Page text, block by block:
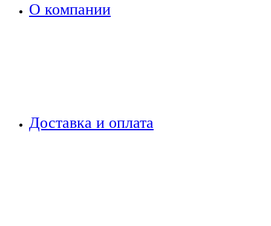
О компании
Доставка и оплата